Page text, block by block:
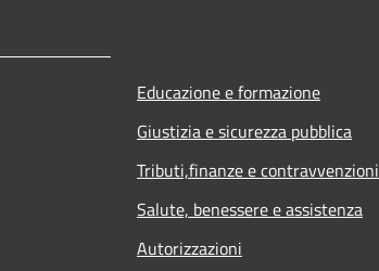
Educazione e formazione
Giustizia e sicurezza pubblica
Tributi,finanze e contravvenzioni
Salute, benessere e assistenza
Autorizzazioni